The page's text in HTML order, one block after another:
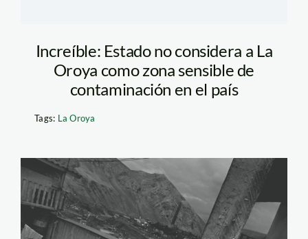
Increíble: Estado no considera a La
Oroya como zona sensible de
contaminación en el país
Tags: La Oroya
la_oroya_michael_mullday